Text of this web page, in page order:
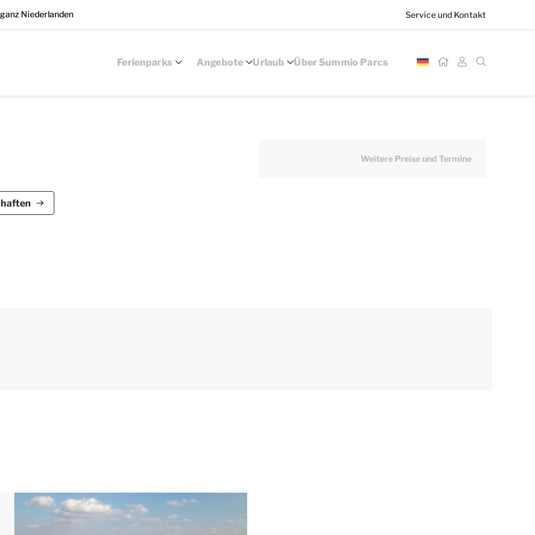
Niederlanden Service und Kontakt
Ferienparks Angebote Urlaub Über Summio Parcs
geeignet. Dieser freistehende Bungalow im
Der Bungalow 12G besteht aus 2 Etagen und
CD- und DVD-Player und Radio ausgestattet.
je 2 Einzel-Boxspringbetten. Es gibt außerdem
Im Erdgeschoss gibt es auch eine
verfügen über eine Duschkabine und ein
Weitere Preise und Termine